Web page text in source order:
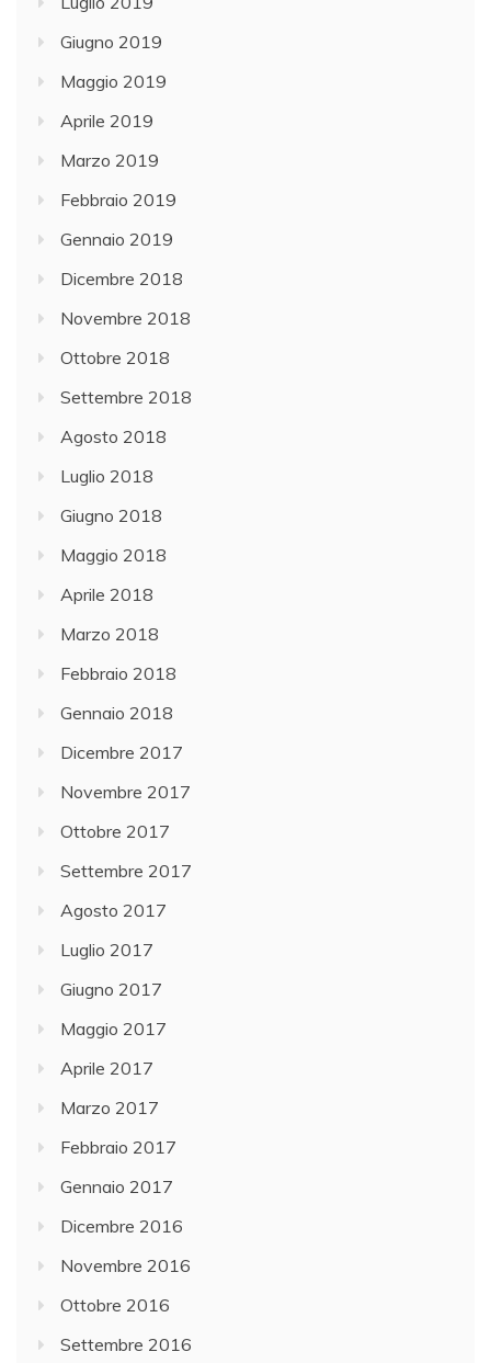
Giugno 2019
Maggio 2019
Aprile 2019
Marzo 2019
Febbraio 2019
Gennaio 2019
Dicembre 2018
Novembre 2018
Ottobre 2018
Settembre 2018
Agosto 2018
Luglio 2018
Giugno 2018
Maggio 2018
Aprile 2018
Marzo 2018
Febbraio 2018
Gennaio 2018
Dicembre 2017
Novembre 2017
Ottobre 2017
Settembre 2017
Agosto 2017
Luglio 2017
Giugno 2017
Maggio 2017
Aprile 2017
Marzo 2017
Febbraio 2017
Gennaio 2017
Dicembre 2016
Novembre 2016
Ottobre 2016
Settembre 2016